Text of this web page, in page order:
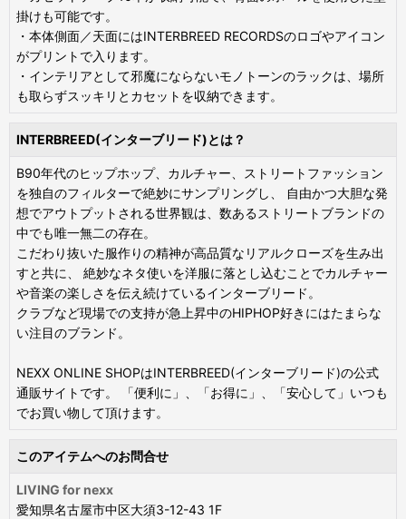
掛けも可能です。
・本体側面／天面にはINTERBREED RECORDSのロゴやアイコン
がプリントで入ります。
・インテリアとして邪魔にならないモノトーンのラックは、場所
も取らずスッキリとカセットを収納できます。
INTERBREED(インターブリード)とは？
B90年代のヒップホップ、カルチャー、ストリートファッション
を独自のフィルターで絶妙にサンプリングし、 自由かつ大胆な発
想でアウトプットされる世界観は、数あるストリートブランドの
中でも唯一無二の存在。
こだわり抜いた服作りの精神が高品質なリアルクローズを生み出
すと共に、 絶妙なネタ使いを洋服に落とし込むことでカルチャー
や音楽の楽しさを伝え続けているインターブリード。
クラブなど現場での支持が急上昇中のHIPHOP好きにはたまらな
い注目のブランド。
NEXX ONLINE SHOPはINTERBREED(インターブリード)の公式
通販サイトです。 「便利に」、「お得に」、「安心して」いつも
でお買い物して頂けます。
このアイテムへのお問合せ
LIVING for nexx
愛知県名古屋市中区大須3-12-43 1F